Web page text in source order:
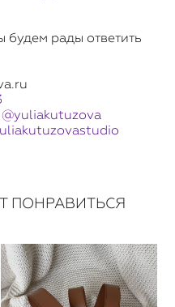
будем рады ответить
@yuliakutuzova
ПОНРАВИТЬСЯ